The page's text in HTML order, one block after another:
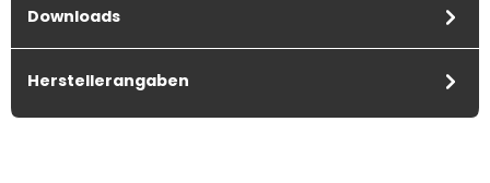
Downloads
Herstellerangaben